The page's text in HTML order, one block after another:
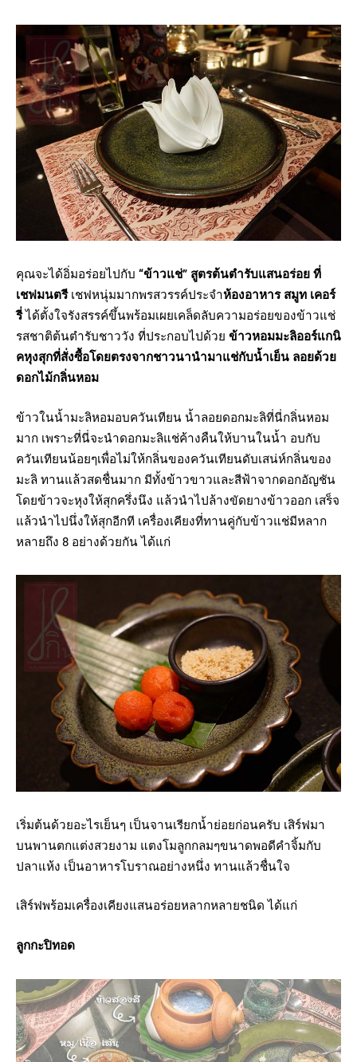
คุณจะได้อิ่มอร่อยไปกับ “ข้าวแช่” สูตรต้นตำรับแสนอร่อย ที่
เชฟมนตรีเชฟหนุ่มมากพรสวรรค์ประจำห้องอาหาร สมูท เคอร์
รี่ได้ตั้งใจรังสรรค์ขึ้นพร้อมเผยเคล็ดลับความอร่อยของข้าวแช่
รสชาติต้นตำรับชาววัง ที่ประกอบไปด้วย ข้าวหอมมะลิออร์แกนิ
คหุงสุกที่สั่งซื้อโดยตรงจากชาวนานำมาแช่กับน้ำเย็น ลอยด้วย
ดอกไม้กลิ่นหอม
ข้าวในน้ำมะลิหอมอบควันเทียน น้ำลอยดอกมะลิที่นี่กลิ่นหอม
มาก เพราะที่นี่จะนำดอกมะลิแช่ค้างคืนให้บานในน้ำ อบกับ
ควันเทียนน้อยๆเพื่อไม่ให้กลิ่นของควันเทียนดับเสน่ห์กลิ่นของ
มะลิ ทานแล้วสดชื่นมาก มีทั้งข้าวขาวและสีฟ้าจากดอกอัญชัน
โดยข้าวจะหุงให้สุกครึ่งนึง แล้วนำไปล้างขัดยางข้าวออก เสร็จ
แล้วนำไปนึ่งให้สุกอีกที เครื่องเคียงที่ทานคู่กับข้าวแช่มีหลาก
หลายถึง 8 อย่างด้วยกัน ได้แก่
เริ่มต้นด้วยอะไรเย็นๆ เป็นจานเรียกน้ำย่อยก่อนครับ เสิร์ฟมา
บนพานตกแต่งสวยงาม แตงโมลูกกลมๆขนาดพอดีคำจิ้มกับ
ปลาแห้ง เป็นอาหารโบราณอย่างหนึ่ง ทานแล้วชื่นใจ
เสิร์ฟพร้อมเครื่องเคียงแสนอร่อยหลากหลายชนิด ได้แก่
ลูกกะปิทอด